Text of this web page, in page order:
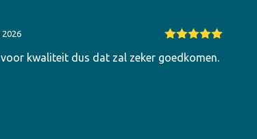
5uit 5
kwaliteit dus dat zal zeker goedkomen.